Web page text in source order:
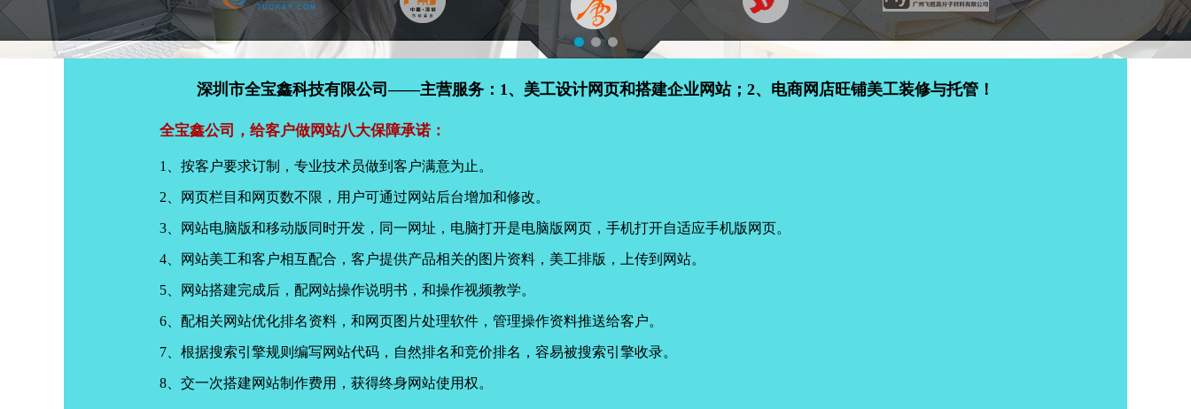
深圳市全宝鑫科技有限公司——主营服务：1、美工设计网页和搭建企业网站；2、电商网店旺铺美工装修与托管！
全宝鑫公司，给客户做网站八大保障承诺：
1、按客户要求订制，专业技术员做到客户满意为止。
2、网页栏目和网页数不限，用户可通过网站后台增加和修改。
3、网站电脑版和移动版同时开发，同一网址，电脑打开是电脑版网页，手机打开自适应手机版网页。
4、网站美工和客户相互配合，客户提供产品相关的图片资料，美工排版，上传到网站。
5、网站搭建完成后，配网站操作说明书，和操作视频教学。
6、配相关网站优化排名资料，和网页图片处理软件，管理操作资料推送给客户。
7、根据搜索引擎规则编写网站代码，自然排名和竞价排名，容易被搜索引擎收录。
8、交一次搭建网站制作费用，获得终身网站使用权。